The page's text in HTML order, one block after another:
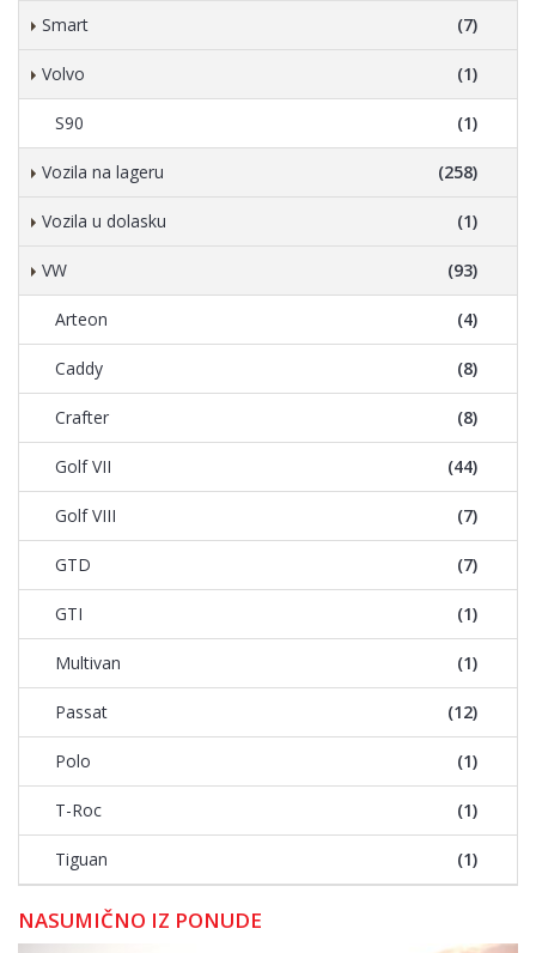
Smart (7)
Volvo (1)
S90 (1)
Vozila na lageru (258)
Vozila u dolasku (1)
VW (93)
Arteon (4)
Caddy (8)
Crafter (8)
Golf VII (44)
Golf VIII (7)
GTD (7)
GTI (1)
Multivan (1)
Passat (12)
Polo (1)
T-Roc (1)
Tiguan (1)
NASUMIČNO IZ PONUDE